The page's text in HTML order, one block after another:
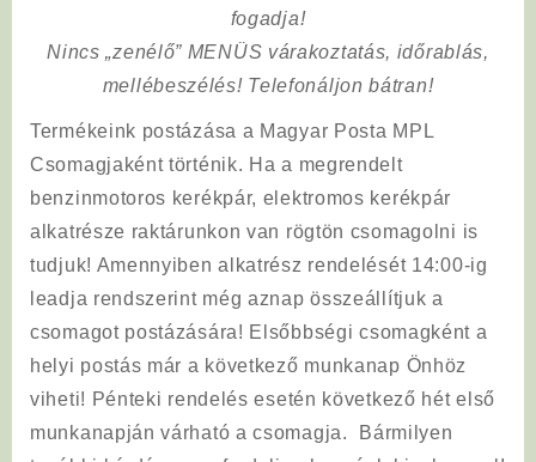
fogadja!
Nincs „zenélő” MENÜS várakoztatás, időrablás,
mellébeszélés! Telefonáljon bátran!
Termékeink postázása a Magyar Posta MPL
Csomagjaként történik. Ha a megrendelt
benzinmotoros kerékpár, elektromos kerékpár
alkatrésze raktárunkon van rögtön csomagolni is
tudjuk! Amennyiben alkatrész rendelését 14:00-ig
leadja rendszerint még aznap összeállítjuk a
csomagot postázására! Elsőbbségi csomagként a
helyi postás már a következő munkanap Önhöz
viheti! Pénteki rendelés esetén következő hét első
munkanapján várható a csomagja. Bármilyen